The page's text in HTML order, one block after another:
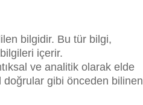
bilgidir. Bu tür bilgi,
içerir.
ve analitik olarak elde
gibi önceden bilinen